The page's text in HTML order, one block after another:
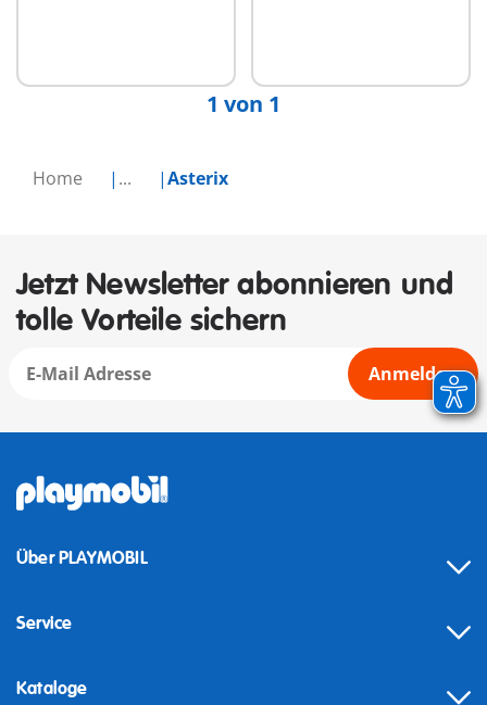
Home ... Asterix
1 von 1
Jetzt Newsletter abonnieren und
tolle Vorteile sichern
Anmelden
Über PLAYMOBIL
Service
Kataloge